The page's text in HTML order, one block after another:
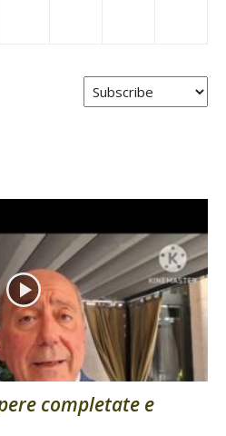
completate e